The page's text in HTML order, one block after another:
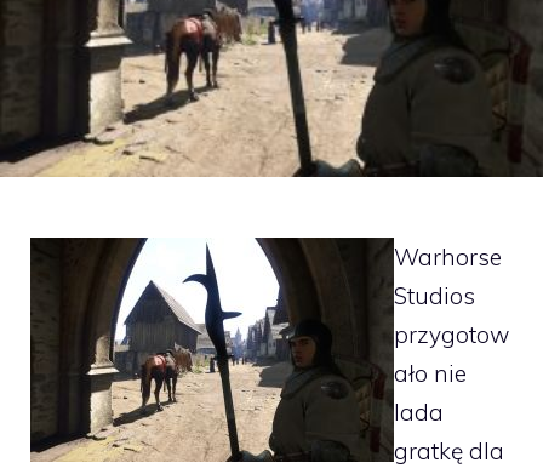
Warhorse
Studios
przygotow
ało nie
lada
gratkę dla